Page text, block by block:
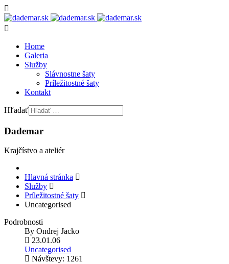
Home
Galeria
Služby
Slávnostne šaty
Príležitostné šaty
Kontakt
Hľadať
Dademar
Krajčístvo a ateliér
Hlavná stránka
Služby
Príležitostné šaty
Uncategorised
Podrobnosti
By Ondrej Jacko
23.01.06
Uncategorised
Návštevy: 1261